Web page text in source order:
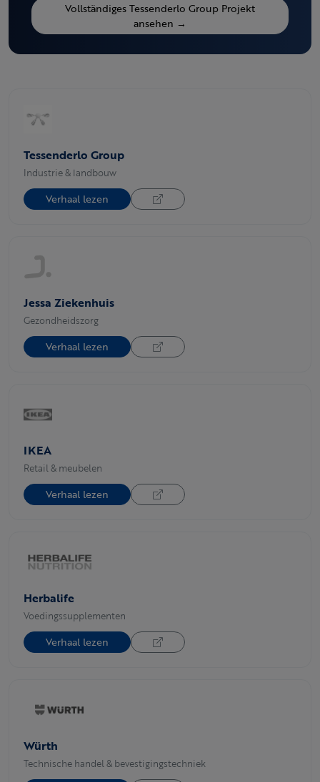
Vollständiges Tessenderlo Group Projekt
ansehen →
Tessenderlo Group
Industrie & landbouw
Verhaal lezen
Jessa Ziekenhuis
Gezondheidszorg
Verhaal lezen
IKEA
Retail & meubelen
Verhaal lezen
Herbalife
Voedingssupplementen
Verhaal lezen
Würth
Technische handel & bevestigingstechniek